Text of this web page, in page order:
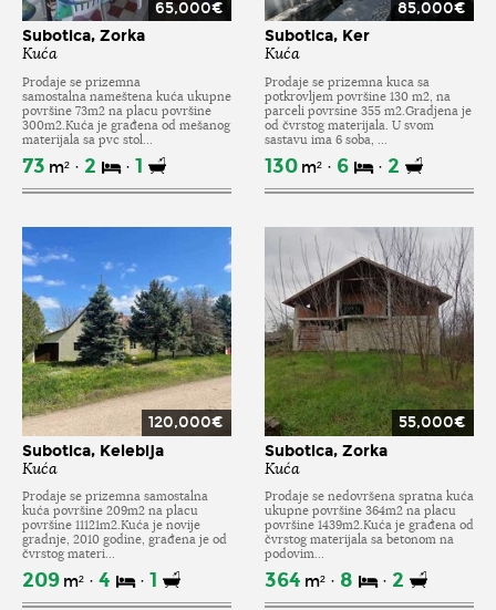
65,000€
Subotica, Zorka
Kuća
Prodaje se prizemna
samostalna nameštena kuća ukupne
površine 73m2 na placu površine
300m2.Kuća je građena od mešanog
materijala sa pvc stol...
73 m² 2 1
85,000€
Subotica, Ker
Kuća
Prodaje se prizemna kuca sa
potkrovljem površine 130 m2, na
parceli povrsine 355 m2.Gradjena je
od čvrstog materijala. U svom
sastavu ima 6 soba, ...
130 m² 6 2
120,000€
Subotica, Kelebija
Kuća
Prodaje se prizemna samostalna
kuća površine 209m2 na placu
površine 11121m2.Kuća je novije
gradnje, 2010 godine, građena je od
čvrstog materi...
209 m² 4 1
55,000€
Subotica, Zorka
Kuća
Prodaje se nedovršena spratna kuća
ukupne površine 364m2 na placu
površine 1439m2.Kuća je građena od
čvrstog materijala sa betonom na
podovim...
364 m² 8 2